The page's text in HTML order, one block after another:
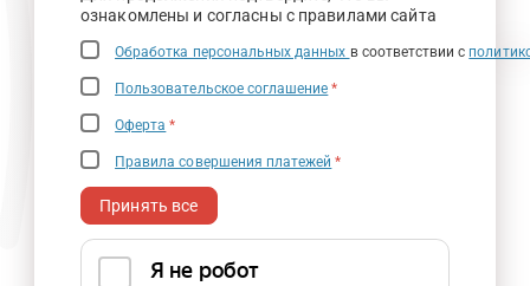
ознакомлены и согласны с правилами сайта
Обработка персональных данных в соответствии с
Пользовательское соглашение *
Оферта *
Правила совершения платежей *
Принять все